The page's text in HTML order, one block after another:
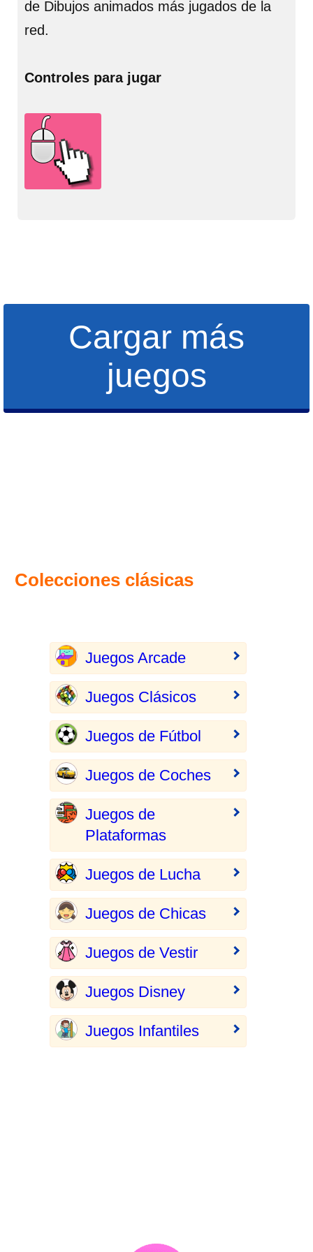
de Dibujos animados más jugados de la
red.
Controles para jugar
Cargar más
juegos
Colecciones clásicas
Juegos Arcade
Juegos Clásicos
Juegos de Fútbol
Juegos de Coches
Juegos de
Plataformas
Juegos de Lucha
Juegos de Chicas
Juegos de Vestir
Juegos Disney
Juegos Infantiles